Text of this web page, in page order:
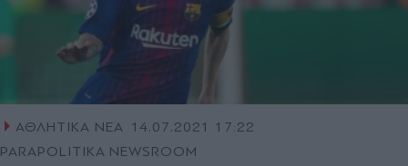
ΑΘΛΗΤΙΚΑ ΝΕΑ 14.07.2021 17:22
PARAPOLITIKA NEWSROOM